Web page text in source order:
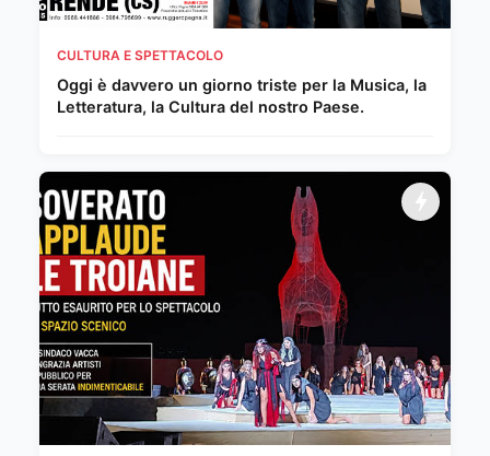
CULTURA E SPETTACOLO
Oggi è davvero un giorno triste per la Musica, la
Letteratura, la Cultura del nostro Paese.